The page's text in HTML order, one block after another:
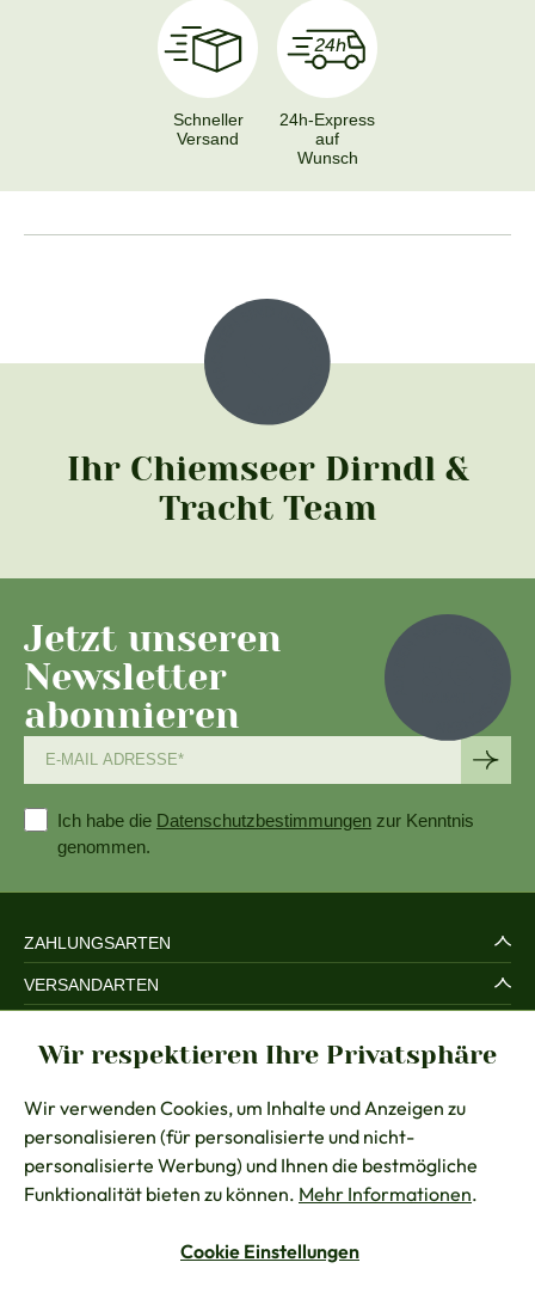
Schneller
Versand
24h-Express
auf
Wunsch
Ihr Chiemseer Dirndl &
Tracht Team
Jetzt unseren
Newsletter
abonnieren
Ich habe die Datenschutzbestimmungen zur Kenntnis
genommen.
ZAHLUNGSARTEN
VERSANDARTEN
RECHTLICHES
BERATUNG
KONTAKT
Vertrag widerrufen
Wir respektieren Ihre Privatsphäre
Wir verwenden Cookies, um Inhalte und Anzeigen zu
personalisieren (für personalisierte und nicht-
personalisierte Werbung) und Ihnen die bestmögliche
Funktionalität bieten zu können. Mehr Informationen.
Cookie Einstellungen